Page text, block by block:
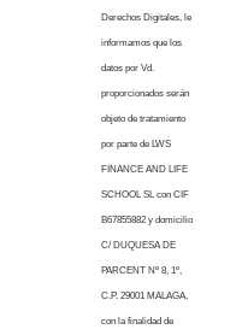
Derechos Digitales, le
informamos que los
datos por Vd.
proporcionados serán
objeto de tratamiento
por parte de LWS
FINANCE AND LIFE
SCHOOL SL con CIF
B67855882 y domicilio
C/ DUQUESA DE
PARCENT Nº 8, 1º,
C.P. 29001 MALAGA,
con la finalidad de